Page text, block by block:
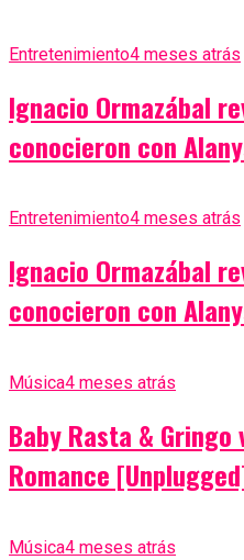
Entretenimiento4 meses atrás
Ignacio Ormazábal
conocieron con
Entretenimiento4 meses atrás
Ignacio Ormazábal
conocieron con
Música4 meses atrás
Baby Rasta & Gringo
Romance
Música4 meses atrás